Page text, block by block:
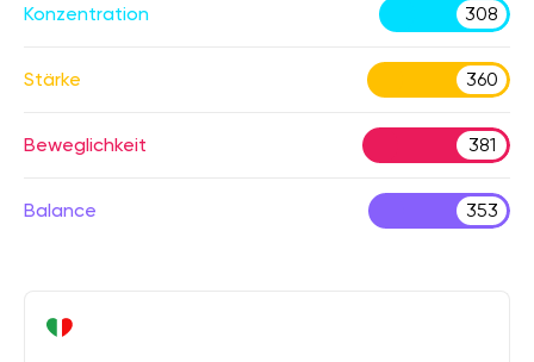
Konzentration 308
Stärke 360
Beweglichkeit 381
Balance 353